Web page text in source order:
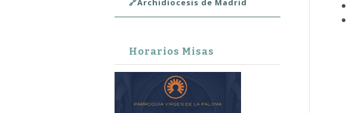
🔗Archidiocesis de Madrid
Horarios Misas